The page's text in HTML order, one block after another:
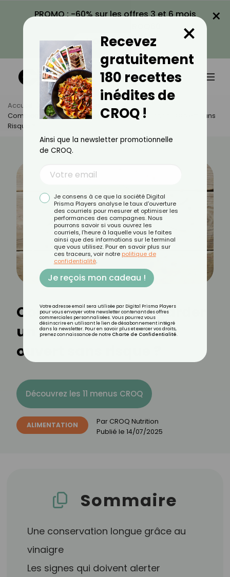
PROMO : -60% sur les offres 3 et 6 mois
VOIR LA PROMO
×
Accueil Actus
Alimentation
Combien De Temps Garder Un Pot De Cornichons Ouvert Sans
Risque ?
Combien de temps garder
un pot de cornichons
ouvert sans risque ?
Découvrez les 11 menus CROQ
ALIMENTATION Par CROQ Nutrition
Publié le 14/07/2025
Sommaire
Une conservation longue grâce au
vinaigre
Les signes qui doivent alerter
Recevez
gratuitement
180 recettes
inédites de
CROQ !
×
Ainsi que la newsletter promotionnelle
de CROQ.
Je consens à ce que la société Digital
Prisma Players analyse le taux d'ouverture
des courriels pour mesurer et optimiser les
performances des campagnes. Nous
pourrons savoir si vous ouvrez les
courriels, l'heure à laquelle vous le faites
ainsi que des informations sur le terminal
que vous utilisez. Pour en savoir plus sur
ces traceurs, voir notre politique de
confidentialité.
Je reçois mon cadeau !
Votre adresse email sera utilisée par Digital Prisma Players
pour vous envoyer votre newsletter contenant des offres
commerciales personnalisées. Vous pourrez vous
désinscrire en utilisant le lien de désabonnement intégré
dans la newsletter. Pour en savoir plus et exercer vos droits,
prenez connaissance de notre Charte de Confidentialité.